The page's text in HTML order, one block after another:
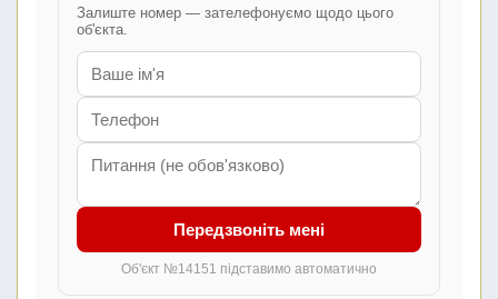
Залиште номер — зателефонуємо щодо цього
об'єкта.
Передзвоніть мені
Об'єкт №14151 підставимо автоматично